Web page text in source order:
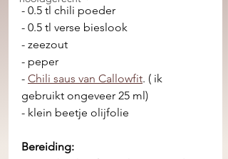
- 0.5 tl chili poeder
- 0.5 tl verse bieslook
- zeezout
- peper
- Chili saus van Callowfit. ( ik
gebruikt ongeveer 25 ml)
- klein beetje olijfolie
Bereiding: